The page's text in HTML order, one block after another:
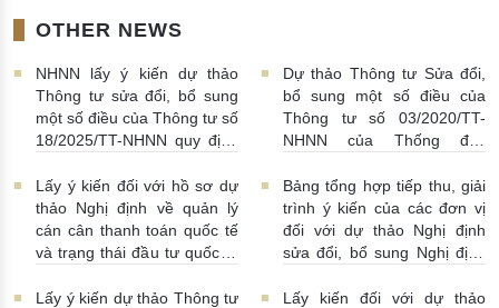
OTHER NEWS
NHNN lấy ý kiến dự thảo
Thông tư sửa đổi, bổ sung
một số điều của Thông tư số
18/2025/TT-NHNN quy định
sẻ thông tin của Hệ thống
thông tin phục vụ công tác
giám sát hoạt động QTDND
và tổ chức TCVM
Dự thảo Thông tư Sửa đổi,
bổ sung một số điều của
Thông tư số 03/2020/TT-
NHNN của Thống đốc
tiền của NHNN 03/08/2026 |
11:16:00
Lấy ý kiến đối với hồ sơ dự
thảo Nghị định về quản lý
cán cân thanh toán quốc tế
và trạng thái đầu tư quốc tế
10:00:00
Bảng tổng hợp tiếp thu, giải
trình ý kiến của các đơn vị
đối với dự thảo Nghị định
sửa đổi, bổ sung Nghị định
30/07/2026 | 09:09:00
Lấy ý kiến dự thảo Thông tư
Lấy kiến đối với dự thảo